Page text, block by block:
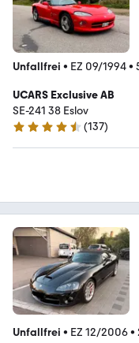
Unfallfrei • EZ 09/1994•
UCARS Exclusive AB
SE-241 38 Eslov
4.7 Sterne
(137)
Unfallfrei • EZ 12/2006•